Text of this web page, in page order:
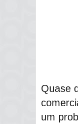
Quase
um